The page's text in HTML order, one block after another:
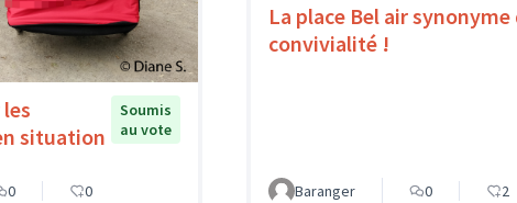
situation
Soumis
au vote
0 0
La place Bel air synonyme
convivialité !
Baranger 0 2